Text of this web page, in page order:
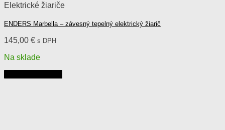
Elektrické žiariče
ENDERS Marbella – závesný tepelný elektrický žiarič
145,00 € s DPH
Na sklade